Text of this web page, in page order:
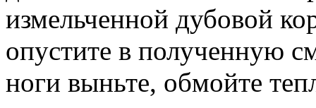
измельченной дубовой
опустите в полученную
ноги выньте, обмойте